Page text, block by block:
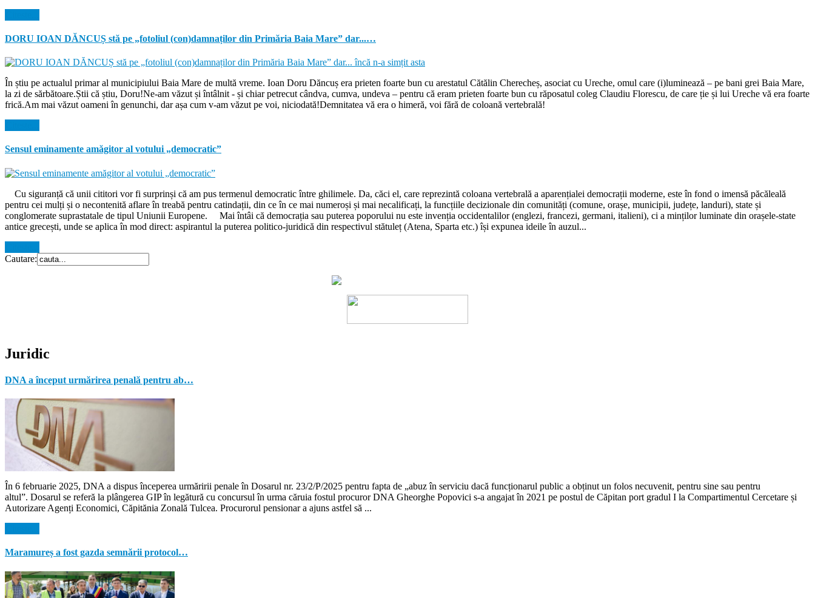
DORU IOAN DĂNCUȘ stă pe „fotoliul (con)damnaților din Primăria Baia Mare” dar...…
În știu pe actualul primar al municipiului Baia Mare de multă vreme. Ioan Doru Dăncuș era prieten foarte bun cu arestatul Cătălin Cherecheș, asociat cu Ureche, omul care (i)luminează – pe bani grei Baia Mare,
la zi de sărbătoare.Știi că știu, Doru!Ne-am văzut și întâlnit - și chiar petrecut cândva, cumva, undeva – pentru că eram prieten foarte bun cu răposatul coleg Claudiu Florescu, de care ție și lui Ureche vă era foarte
frică.Am mai văzut oameni în genunchi, dar așa cum v-am văzut pe voi, niciodată!Demnitatea vă era o himeră, voi fără de coloană vertebrală!
Sensul eminamente amăgitor al votului „democratic”
Cu siguranță că unii cititori vor fi surprinși că am pus termenul democratic între ghilimele. Da, căci el, care reprezintă coloana vertebrală a aparențialei democrații moderne, este în fond o imensă păcăleală
pentru cei mulți și o necontenită aflare în treabă pentru catindații, din ce în ce mai numeroși și mai necalificați, la funcțiile decizionale din comunități (comune, orașe, municipii, județe, landuri), state și
conglomerate suprastatale de tipul Uniunii Europene. Mai întâi că democrația sau puterea poporului nu este invenția occidentalilor (englezi, francezi, germani, italieni), ci a minților luminate din orașele-state
antice grecești, unde se aplica în mod direct: aspirantul la puterea politico-juridică din respectivul stătuleț (Atena, Sparta etc.) își expunea ideile în auzul...
Cautare:
Juridic
DNA a început urmărirea penală pentru ab…
În 6 februarie 2025, DNA a dispus începerea urmăririi penale în Dosarul nr. 23/2/P/2025 pentru fapta de „abuz în serviciu dacă funcționarul public a obținut un folos necuvenit, pentru sine sau pentru
altul”. Dosarul se referă la plângerea GIP în legătură cu concursul în urma căruia fostul procuror DNA Gheorghe Popovici s-a angajat în 2021 pe postul de Căpitan port gradul I la Compartimentul Cercetare și
Autorizare Agenți Economici, Căpitănia Zonală Tulcea. Procurorul pensionar a ajuns astfel să ...
Maramureș a fost gazda semnării protocol…